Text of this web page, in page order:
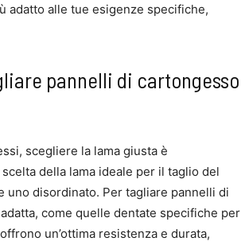
adatto alle tue esigenze specifiche,
pannelli di cartongesso
scegliere la lama giusta è
della lama ideale per il taglio del
disordinato. Per tagliare pannelli di
come quelle dentate specifiche per
un’ottima resistenza e durata,